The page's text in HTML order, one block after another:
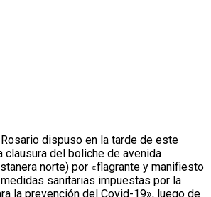
dispuso en la tarde de este
clausura del boliche de avenida
norte) por «flagrante y manifiesto
sanitarias impuestas por la
la prevención del Covid-19», luego de